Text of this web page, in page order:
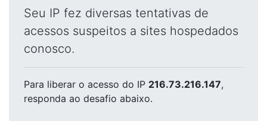
Seu IP fez diversas tentativas de
acessos suspeitos a sites hospedados
conosco.
Para liberar o acesso do IP 216.73.216.147,
responda ao desafio abaixo.